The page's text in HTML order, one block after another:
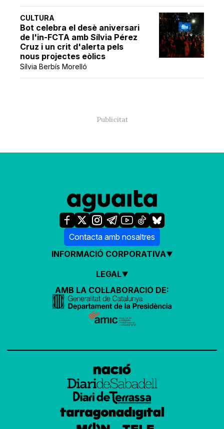
CULTURA
Bot celebra el desè aniversari
de l'in-FCTA amb Sílvia Pérez
Cruz i un crit d'alerta pels
nous projectes eòlics
Sílvia Berbís Morelló
Contacta amb nosaltres
INFORMACIÓ CORPORATIVA
LEGAL
AMB LA COL·LABORACIÓ DE: